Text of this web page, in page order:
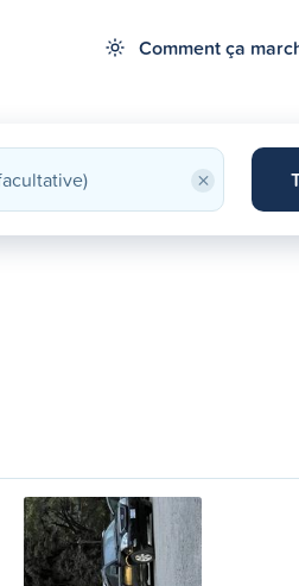
Comment ça
×